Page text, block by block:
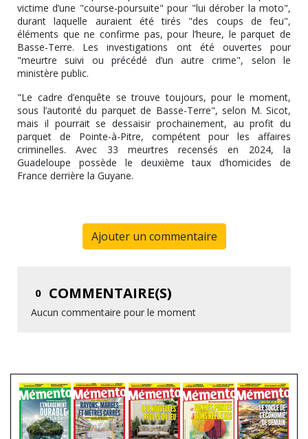
victime d’une "course-poursuite" pour "lui dérober la moto",
durant laquelle auraient été tirés "des coups de feu",
éléments que ne confirme pas, pour l’heure, le parquet de
Basse-Terre. Les investigations ont été ouvertes pour
"meurtre suivi ou précédé d’un autre crime", selon le
ministère public.
"Le cadre d’enquête se trouve toujours, pour le moment,
sous l’autorité du parquet de Basse-Terre", selon M. Sicot,
mais il pourrait se dessaisir prochainement, au profit du
parquet de Pointe-à-Pitre, compétent pour les affaires
criminelles. Avec 33 meurtres recensés en 2024, la
Guadeloupe possède le deuxième taux d’homicides de
France derrière la Guyane.
Ajouter un commentaire
0 COMMENTAIRE(S)
Aucun commentaire pour le moment